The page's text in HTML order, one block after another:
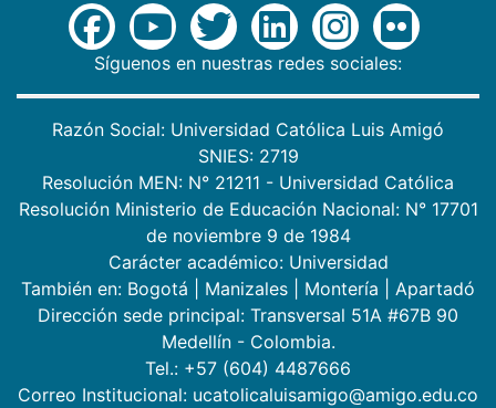
Síguenos en nuestras redes sociales:
Razón Social: Universidad Católica Luis Amigó
SNIES: 2719
Resolución MEN: N° 21211 - Universidad Católica
Resolución Ministerio de Educación Nacional: N° 17701
de noviembre 9 de 1984
Carácter académico: Universidad
También en: Bogotá Manizales Montería
Apartadó
Dirección sede principal: Transversal 51A #67B 90
Medellín - Colombia.
Tel.: +57 (604) 4487666
Correo Institucional: ucatolicaluisamigo@amigo.edu.co